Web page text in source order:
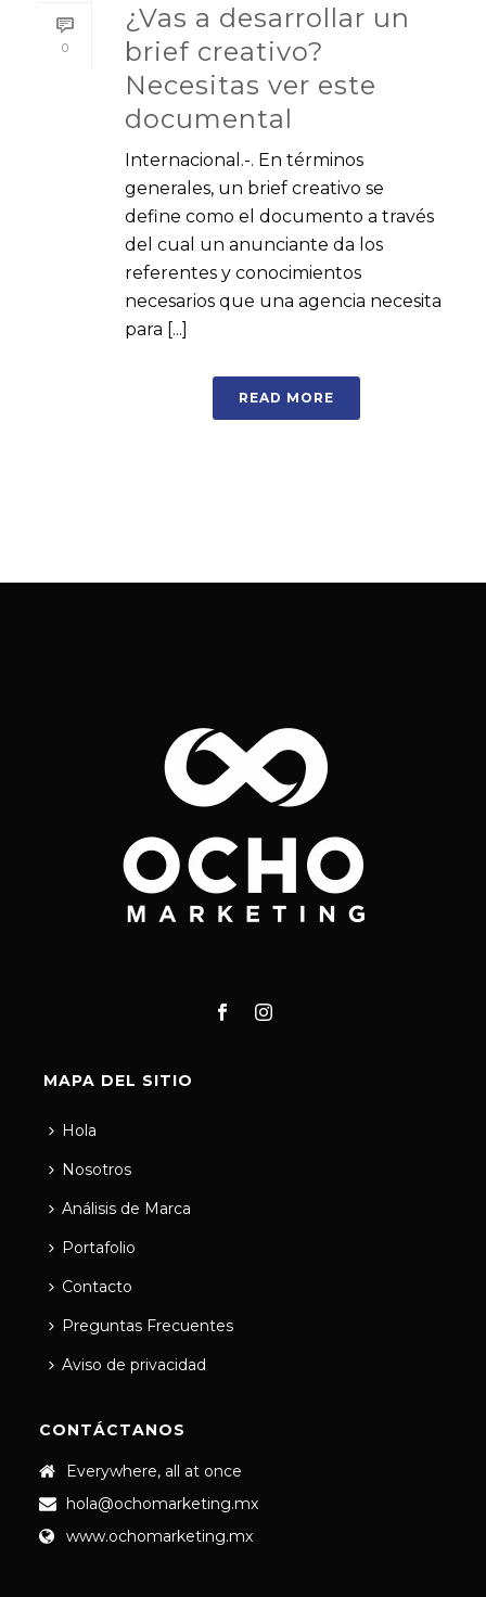
0
¿Vas a desarrollar un
brief creativo?
Necesitas ver este
documental
Internacional.-. En términos
generales, un brief creativo se
define como el documento a través
del cual un anunciante da los
referentes y conocimientos
necesarios que una agencia necesita
para [...]
READ MORE
MAPA DEL SITIO
Hola
Nosotros
Análisis de Marca
Portafolio
Contacto
Preguntas Frecuentes
Aviso de privacidad
CONTÁCTANOS
Everywhere, all at once
hola@ochomarketing.mx
www.ochomarketing.mx